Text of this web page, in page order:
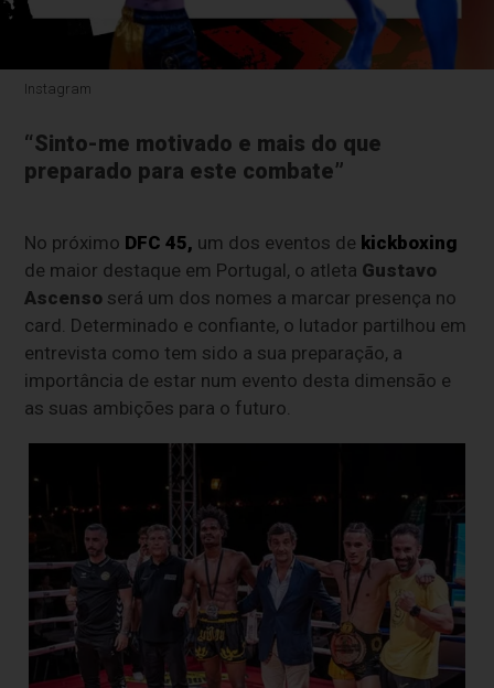
Instagram
“Sinto-me motivado e mais do que
preparado para este combate”
No próximo DFC 45, um dos eventos de kickboxing
de maior destaque em Portugal, o atleta Gustavo
Ascenso será um dos nomes a marcar presença no
card. Determinado e confiante, o lutador partilhou em
entrevista como tem sido a sua preparação, a
importância de estar num evento desta dimensão e
as suas ambições para o futuro.